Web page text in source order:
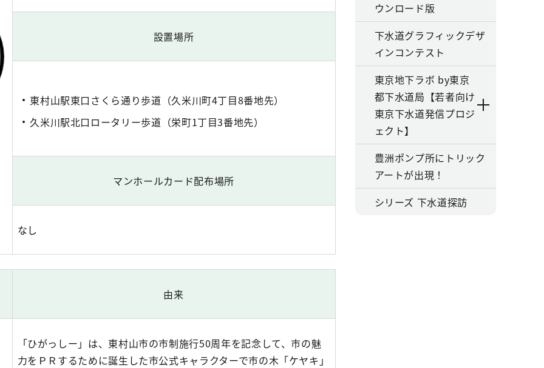
設置場所
東村山駅東口さくら通り歩道（久米川町4丁目8番地先）
久米川駅北口ロータリー歩道（栄町1丁目3番地先）
マンホールカード配布場所
なし
由来
「ひがっしー」は、東村山市の市制施行50周年を記念して、市の魅
力をＰＲするために誕生した市公式キャラクターで市の木「ケヤキ」
ウンロード版
下水道グラフィックデザ
インコンテスト
東京地下ラボ by東京
都下水道局【若者向け
東京下水道発信プロジ
ェクト】
豊洲ポンプ所にトリック
アートが出現！
シリーズ 下水道探訪